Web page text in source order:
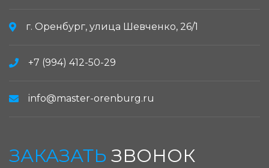
г. Оренбург, улица Шевченко, 26/1
+7 (994) 412-50-29
info@master-orenburg.ru
ЗАКАЗАТЬ ЗВОНОК